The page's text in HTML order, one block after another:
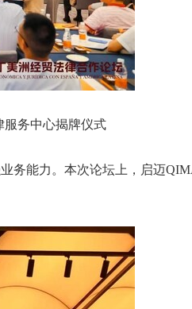
服务中心揭牌仪式
能力。本次论坛上，启迈